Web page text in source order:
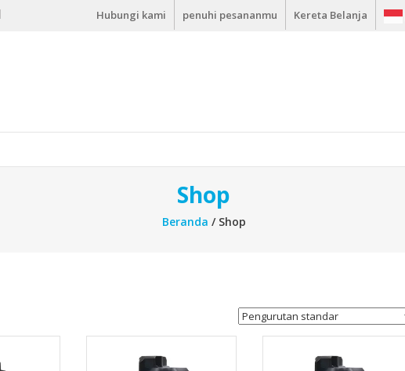
Hubungi kami penuhi pesananmu Kereta Belanja
Shop
Beranda / Shop